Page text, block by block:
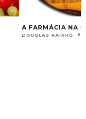
AYURVEDA:
GOLDEN MILK